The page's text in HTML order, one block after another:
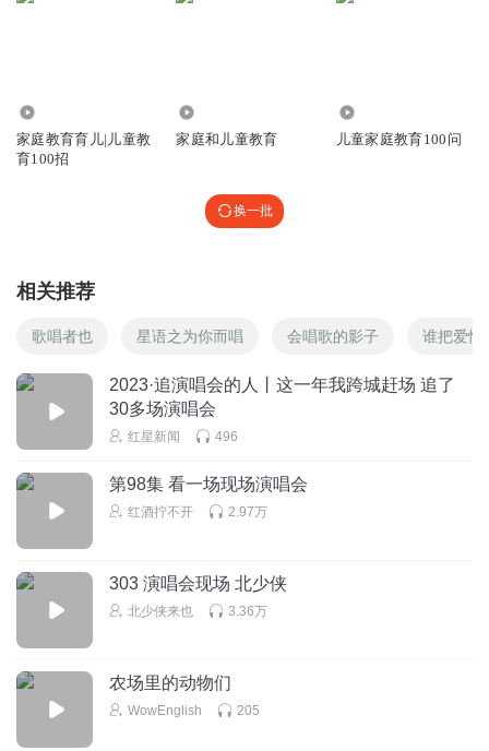
家庭教育育儿|儿童教
育100招
家庭和儿童教育 儿童家庭教育100问
换一批
相关推荐
歌唱者也 星语之为你而唱 会唱歌的影子 谁把爱情
2023·追演唱会的人丨这一年我跨城赶场 追了
30多场演唱会
红星新闻 496
第98集 看一场现场演唱会
红酒拧不开 2.97万
303 演唱会现场 北少侠
北少侠来也 3.36万
农场里的动物们
WowEnglish 205